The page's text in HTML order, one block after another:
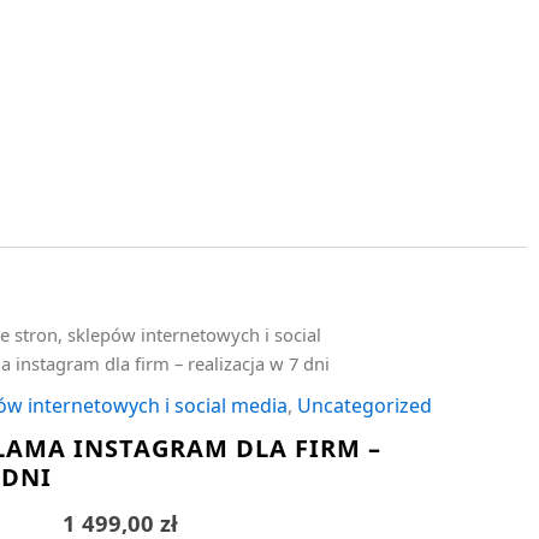
stron, sklepów internetowych i social
instagram dla firm – realizacja w 7 dni
internetowych i social media, Uncategorized
INSTAGRAM DLA FIRM –
1 499,00 zł